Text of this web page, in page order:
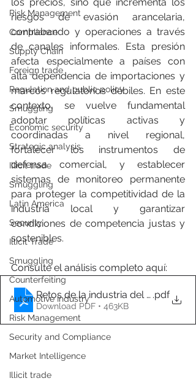
Risk Management
Compliance
Supply Chain
Foreign trade
Regulation and public policy
Smuggling
Economic security
Strategic analysis
Illicit trade
Smuggling
Latin America
Security
Illicit Trade
Smuggling
Counterfeiting
Automotive Industry
Risk Management
Security and Compliance
Market Intelligence
Illicit trade
riesgos de evasión arancelaria,
contrabando y operaciones a través
de canales informales. Esta presión
afecta especialmente a países con
alta dependencia de importaciones y
marcos regulatorios débiles. En este
contexto, se vuelve fundamental
adoptar políticas activas y
coordinadas a nivel regional,
fortalecer los instrumentos de
defensa comercial, y establecer
sistemas de monitoreo permanente
para proteger la competitividad de la
industria local y garantizar
condiciones de competencia justas y
sostenibles.
Consulte el análisis completo aquí:
Retos de la industria del acero en
.pdf
Download PDF • 463KB